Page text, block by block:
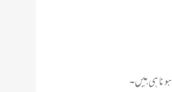
ہی ہیں۔